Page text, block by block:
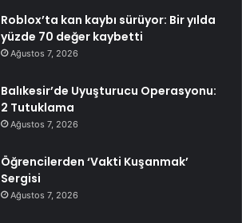
Roblox’ta kan kaybı sürüyor: Bir yılda
yüzde 70 değer kaybetti
Ağustos 7, 2026
Balıkesir’de Uyuşturucu Operasyonu:
2 Tutuklama
Ağustos 7, 2026
Öğrencilerden ‘Vakti Kuşanmak’
Sergisi
Ağustos 7, 2026